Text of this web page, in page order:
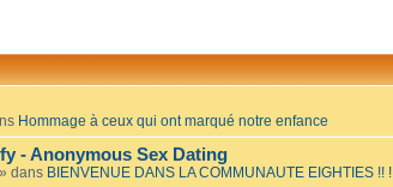
AVANCÉE
Hommage à ceux qui ont marqué notre enfance
- Anonymous Sex Dating
» dans BIENVENUE DANS LA COMMUNAUTE EIGHTIES !! !